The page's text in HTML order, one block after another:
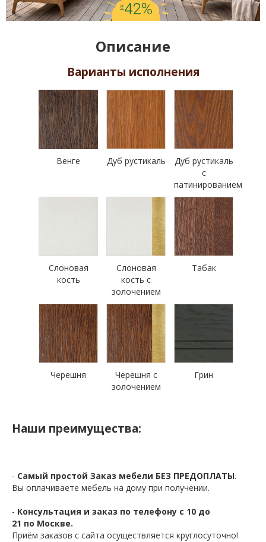
Описание
Варианты исполнения
Венге Дуб рустикаль
Дуб рустикаль
с
патинированием
Слоновая
кость
Слоновая
кость с
золочением
Табак
Черешня
Черешня с
золочением
Грин
Наши преимущества:
- Самый простой Заказ мебели БЕЗ ПРЕДОПЛАТЫ.
Вы оплачиваете мебель на дому при получении.
- Консультация и заказ по телефону с 10 до
21 по Москве.
Приём заказов с сайта осуществляется круглосуточно!